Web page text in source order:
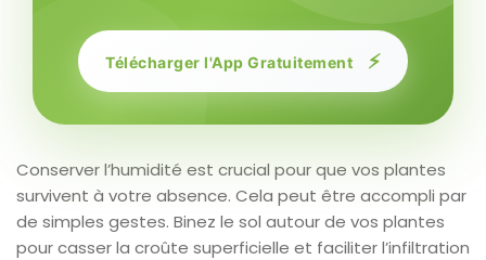
Télécharger l'App Gratuitement ⚡
Conserver l’humidité est crucial pour que vos plantes
survivent à votre absence. Cela peut être accompli par
de simples gestes. Binez le sol autour de vos plantes
pour casser la croûte superficielle et faciliter l’infiltration